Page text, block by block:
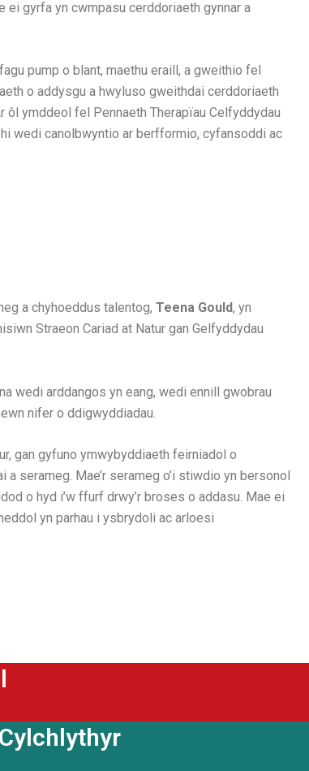
gyrfa yn cwmpasu cerddoriaeth gynnar a
pump o blant, maethu eraill, a gweithio fel
o addysgu a hwyluso gweithdai cerddoriaeth
ymddeol fel Pennaeth Therapïau Celfyddydau
wedi canolbwyntio ar berfformio, cyfansoddi ac
a chyhoeddus talentog, Teena Gould, yn
Straeon Cariad at Natur gan Gelfyddydau
wedi arddangos yn eang, wedi ennill gwobrau
nifer o ddigwyddiadau.
gan gyfuno ymwybyddiaeth feirniadol o
serameg. Mae’r serameg o’i stiwdio yn bersonol
o hyd i’w ffurf drwy’r broses o addasu. Mae ei
yn parhau i ysbrydoli ac arloesi